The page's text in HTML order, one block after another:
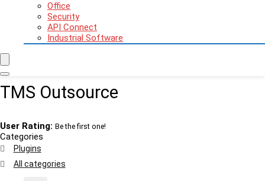
Office
Security
API Connect
Industrial Software
TMS Outsource
User Rating: Be the first one!
Categories
Plugins
All categories